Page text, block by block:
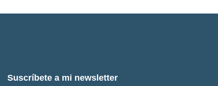
Suscríbete a mi newsletter